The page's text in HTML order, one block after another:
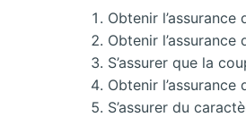
Obtenir
Obtenir
S’assurer que la
Obtenir
S’assurer du